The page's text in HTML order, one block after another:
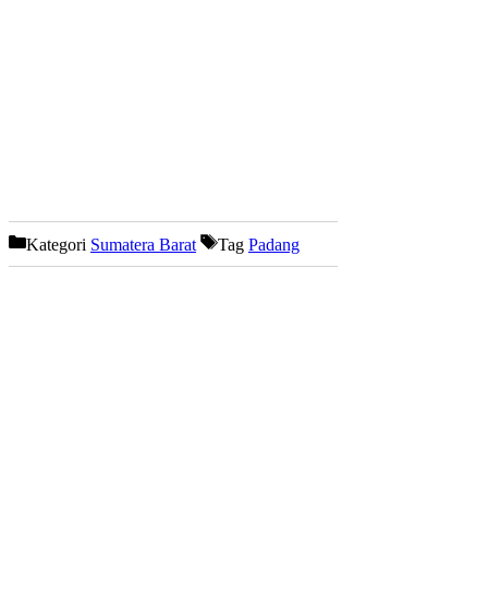
Kategori Sumatera Barat Tag Padang